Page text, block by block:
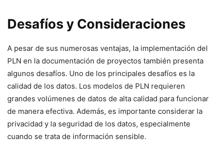
Desafíos y Consideraciones
A pesar de sus numerosas ventajas, la implementación del
PLN en la documentación de proyectos también presenta
algunos desafíos. Uno de los principales desafíos es la
calidad de los datos. Los modelos de PLN requieren
grandes volúmenes de datos de alta calidad para funcionar
de manera efectiva. Además, es importante considerar la
privacidad y la seguridad de los datos, especialmente
cuando se trata de información sensible.